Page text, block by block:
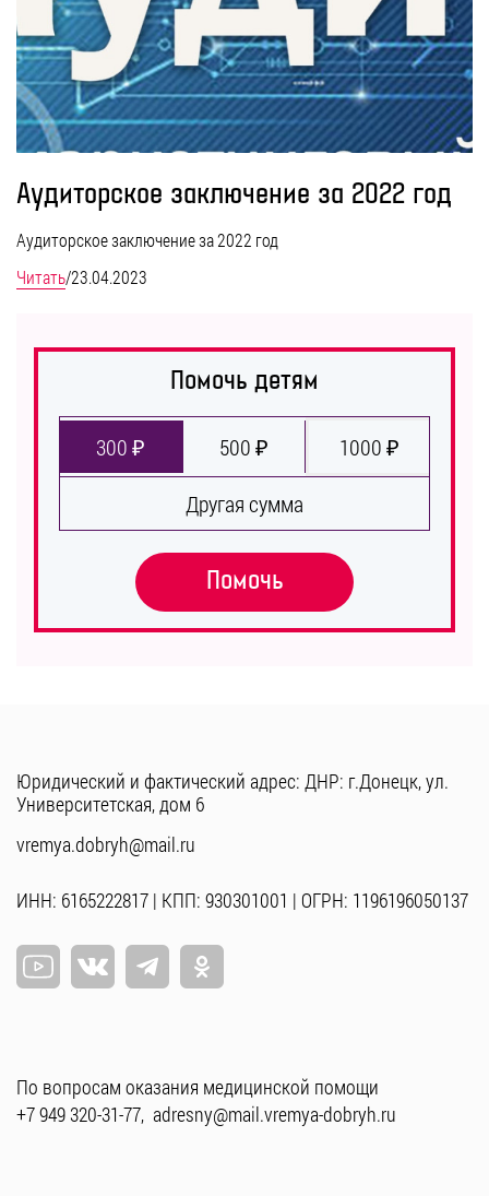
Аудиторское заключение за 2022 год
Аудиторское заключение за 2022 год
Читать/23.04.2023
Помочь детям
300 ₽ 500 ₽
1000 ₽
Другая сумма
Помочь
Юридический и фактический адрес: ДНР: г.Донецк, ул.
Университетская, дом 6
vremya.dobryh@mail.ru
ИНН: 6165222817 | КПП: 930301001 | ОГРН: 1196196050137
По вопросам оказания медицинской помощи
+7 949 320-31-77, adresny@mail.vremya-dobryh.ru